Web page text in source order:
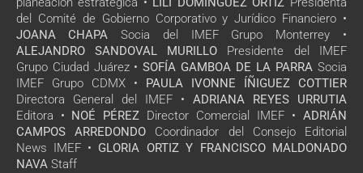
del Comité de Gobierno Corporativo y Jurídico Financiero •
JOANA CHAPA Socia del IMEF Grupo Monterrey •
ALEJANDRO SANDOVAL MURILLO Presidente del IMEF
Grupo Ciudad Juárez • SOFÍA GAMBOA DE LA PARRA Socia
IMEF Grupo CDMX • PAULA IVONNE ÍÑIGUEZ COTTIER
Directora General del IMEF • ADRIANA REYES URRUTIA
Editora • NOÉ PÉREZ Director Comercial IMEF • ADRIÁN
CAMPOS ARREDONDO Coordinador del Consejo Editorial
News IMEF • GLORIA ORTIZ Y FRANCISCO MALDONADO
NAVA Staff